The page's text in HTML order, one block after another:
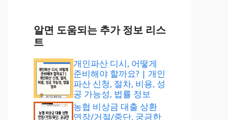
알면 도움되는 추가 정보 리스
트
개인파산 디시, 어떻게
준비해야 할까요? | 개인
파산 신청, 절차, 비용, 성
공 가능성, 법률 정보
농협 비상금 대출 상환
연장/거절/중단, 궁금한